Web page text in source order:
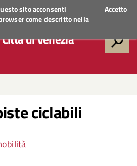
sito acconsenti
come descritto nella
Accetto
Città di Venezia
su
ciclabili